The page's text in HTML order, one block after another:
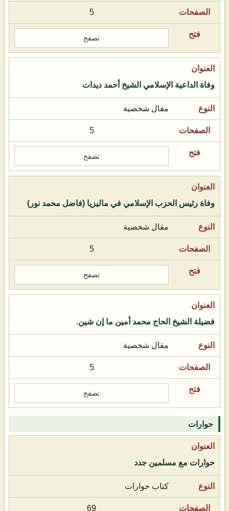
5
تصفح
وفاة الداعية الإسلامي الشيخ أحمد ديدات
مقال شخصية
5
تصفح
وفاة رئيس الحزب الإسلامي في ماليزيا (فاضل محمد نور)
مقال شخصية
5
تصفح
فضيلة الشيخ الحاج محمد أمين ما إن شين.
مقال شخصية
5
تصفح
حوارات
حوارات مع مسلمين جدد
كتاب حوارات
69